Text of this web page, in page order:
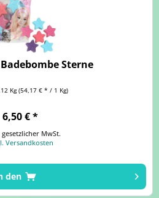
Sterne
Kg(54,17 € * / 1 Kg)
6,50 € *
MwSt.
Versandkosten
den